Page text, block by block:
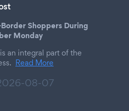
Shoppers During
Monday
an integral part of the
Read More
08-07